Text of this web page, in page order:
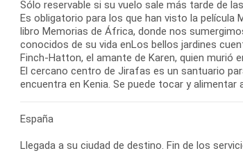
Sólo reservable si su vuelo sale más tarde de
Es obligatorio para los que han visto la película
libro Memorias de África, donde nos
conocidos de su vida enLos bellos jardines
Finch-Hatton, el amante de Karen, quien murió
El cercano centro de Jirafas es un santuario
encuentra en Kenia. Se puede tocar y
España
Llegada a su ciudad de destino. Fin de los